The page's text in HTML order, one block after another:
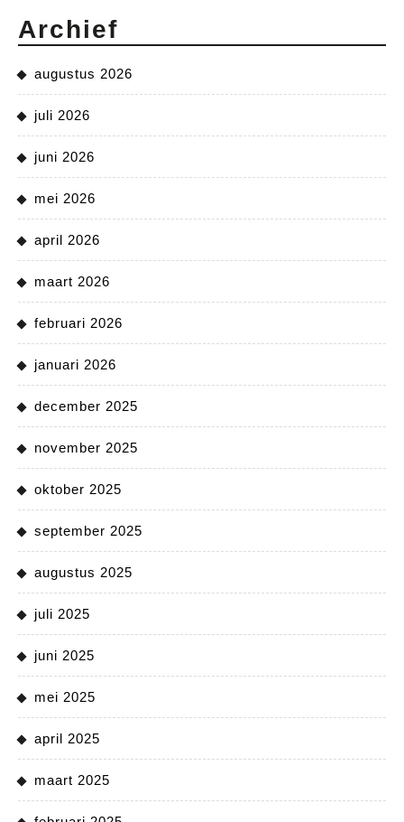
Archief
augustus 2026
juli 2026
juni 2026
mei 2026
april 2026
maart 2026
februari 2026
januari 2026
december 2025
november 2025
oktober 2025
september 2025
augustus 2025
juli 2025
juni 2025
mei 2025
april 2025
maart 2025